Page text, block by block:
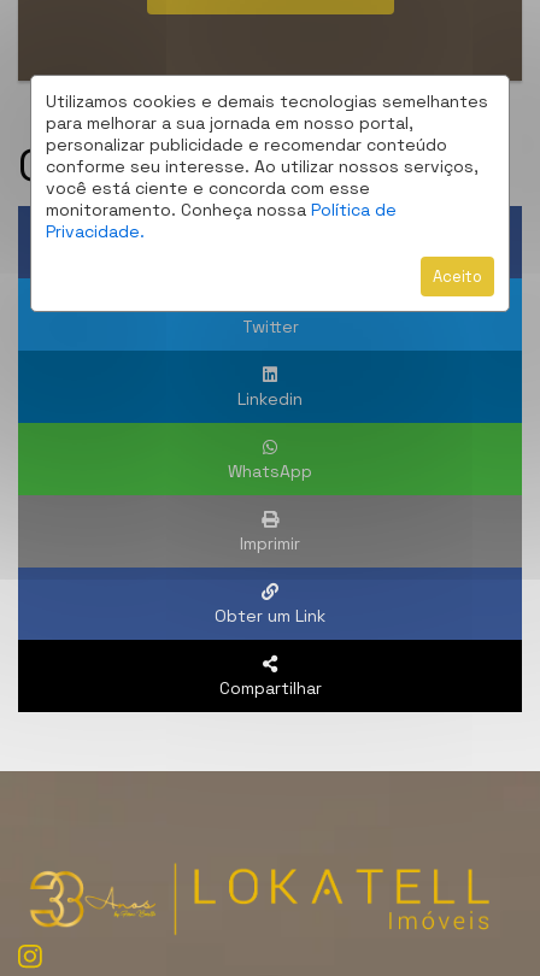
Utilizamos cookies e demais tecnologias semelhantes
para melhorar a sua jornada em nosso portal,
personalizar publicidade e recomendar conteúdo
conforme seu interesse. Ao utilizar nossos serviços,
você está ciente e concorda com esse
monitoramento. Conheça nossa Política de
Privacidade.
Aceito
Compartilhe:
Twitter
Linkedin
WhatsApp
Imprimir
Obter um Link
Compartilhar